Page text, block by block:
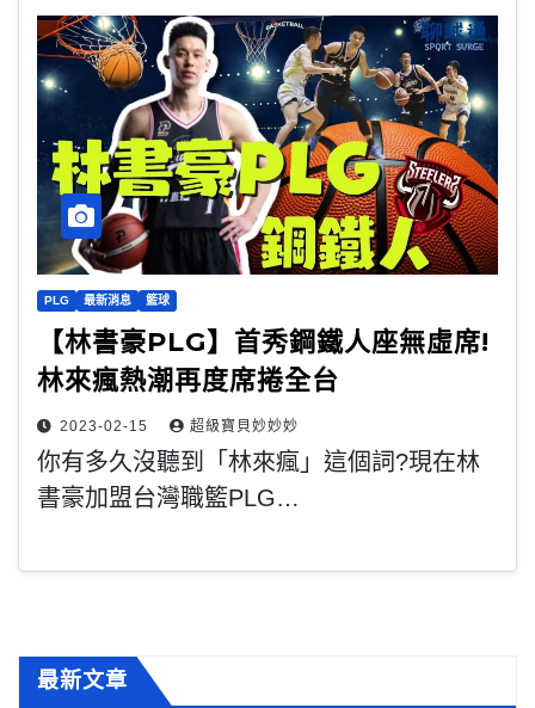
PLG 最新消息 籃球
【林書豪PLG】首秀鋼鐵人座無虛席!
林來瘋熱潮再度席捲全台
2023-02-15 超級寶貝妙妙妙
你有多久沒聽到「林來瘋」這個詞?現在林
書豪加盟台灣職籃PLG…
最新文章